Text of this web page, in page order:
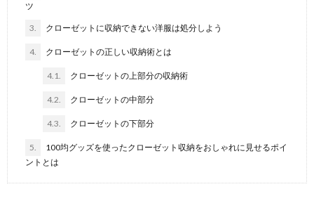
ツ
3. クローゼットに収納できない洋服は処分しよう
4. クローゼットの正しい収納術とは
4.1. クローゼットの上部分の収納術
4.2. クローゼットの中部分
4.3. クローゼットの下部分
5.
100均グッズを使ったクローゼット収納をおしゃれに見せるポイ
ントとは